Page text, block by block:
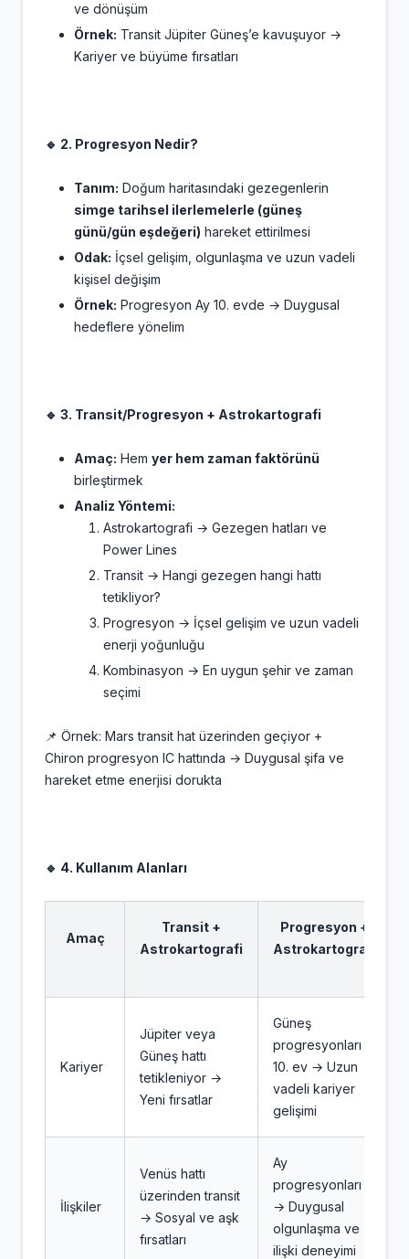
ve dönüşüm
Örnek: Transit Jüpiter Güneş’e kavuşuyor →
Kariyer ve büyüme fırsatları
🔹 2. Progresyon Nedir?
Tanım: Doğum haritasındaki gezegenlerin
simge tarihsel ilerlemelerle (güneş
günü/gün eşdeğeri) hareket ettirilmesi
Odak: İçsel gelişim, olgunlaşma ve uzun vadeli
kişisel değişim
Örnek: Progresyon Ay 10. evde → Duygusal
hedeflere yönelim
🔹 3. Transit/Progresyon + Astrokartografi
Amaç: Hem yer hem zaman faktörünü
birleştirmek
Analiz Yöntemi:
Astrokartografi → Gezegen hatları ve
Power Lines
Transit → Hangi gezegen hangi hattı
tetikliyor?
Progresyon → İçsel gelişim ve uzun vadeli
enerji yoğunluğu
Kombinasyon → En uygun şehir ve zaman
seçimi
📌 Örnek: Mars transit hat üzerinden geçiyor +
Chiron progresyon IC hattında → Duygusal şifa ve
hareket etme enerjisi dorukta
🔹 4. Kullanım Alanları
Amaç
Transit +
Astrokartografi
Progresyon +
Astrokartografi
Kariyer
Jüpiter veya
Güneş hattı
tetikleniyor →
Yeni fırsatlar
Güneş
progresyonları
10. ev → Uzun
vadeli kariyer
gelişimi
İlişkiler
Venüs hattı
üzerinden transit
→ Sosyal ve aşk
fırsatları
Ay
progresyonları
→ Duygusal
olgunlaşma ve
ilişki deneyimi